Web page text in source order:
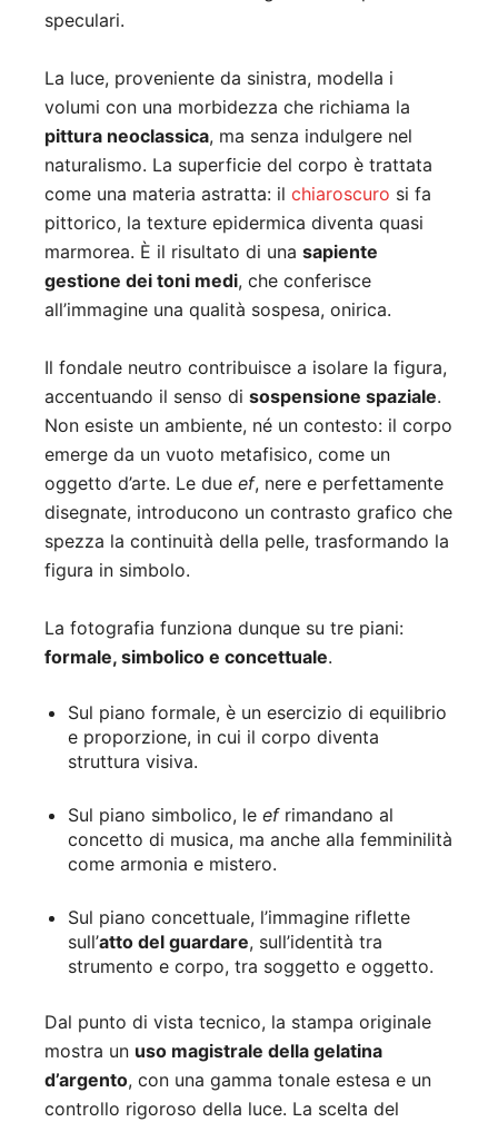
speculari.
La luce, proveniente da sinistra, modella i
volumi con una morbidezza che richiama la
pittura neoclassica, ma senza indulgere nel
naturalismo. La superficie del corpo è trattata
come una materia astratta: il chiaroscuro si fa
pittorico, la texture epidermica diventa quasi
marmorea. È il risultato di una sapiente
gestione dei toni medi, che conferisce
all’immagine una qualità sospesa, onirica.
Il fondale neutro contribuisce a isolare la figura,
accentuando il senso di sospensione spaziale.
Non esiste un ambiente, né un contesto: il corpo
emerge da un vuoto metafisico, come un
oggetto d’arte. Le due ef, nere e perfettamente
disegnate, introducono un contrasto grafico che
spezza la continuità della pelle, trasformando la
figura in simbolo.
La fotografia funziona dunque su tre piani:
formale, simbolico e concettuale.
Sul piano formale, è un esercizio di equilibrio
e proporzione, in cui il corpo diventa
struttura visiva.
Sul piano simbolico, le efrimandano al
concetto di musica, ma anche alla femminilità
come armonia e mistero.
Sul piano concettuale, l’immagine riflette
sull’atto del guardare, sull’identità tra
strumento e corpo, tra soggetto e oggetto.
Dal punto di vista tecnico, la stampa originale
mostra un uso magistrale della gelatina
d’argento, con una gamma tonale estesa e un
controllo rigoroso della luce. La scelta del